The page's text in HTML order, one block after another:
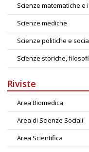
Scienze matematiche e
Scienze mediche
Scienze politiche e
Scienze storiche,
Riviste
Area Biomedica
Area di Scienze Sociali
Area Scientifica